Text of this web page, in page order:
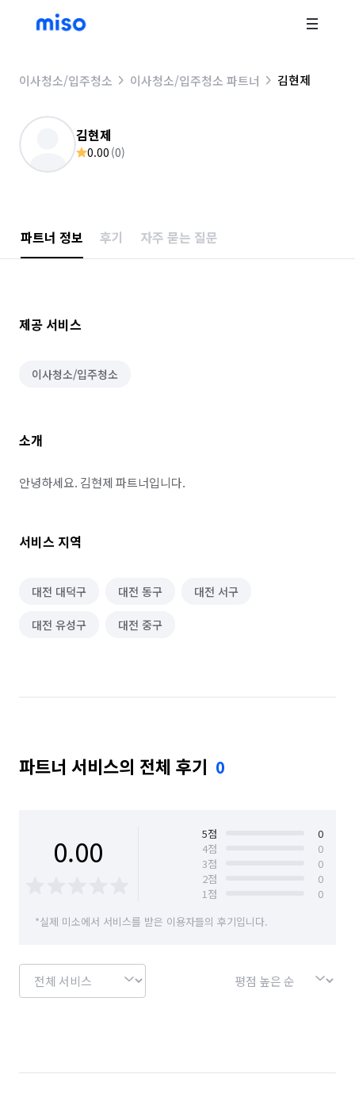
이사청소/입주청소 이사청소/입주청소 파트너 김현제
김현제
0.00 (0)
파트너 정보 후기 자주 묻는 질문
제공 서비스
이사청소/입주청소
소개
안녕하세요. 김현제 파트너입니다.
서비스 지역
대전 대덕구 대전 동구 대전 서구
대전 유성구 대전 중구
파트너 서비스의 전체 후기 0
0.00 5점
0
4점
0
3점
0
2점
0
1점
0
*실제 미소에서 서비스를 받은 이용자들의 후기입니다.